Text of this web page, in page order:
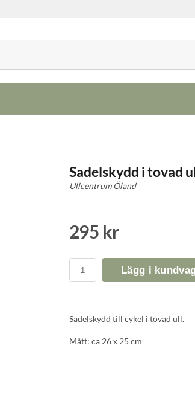
Sadelskydd i tovad
Ullcentrum Öland
295 kr
Lägg i
Sadelskydd till cykel i tovad ull.
Mått: ca 26 x 25 cm